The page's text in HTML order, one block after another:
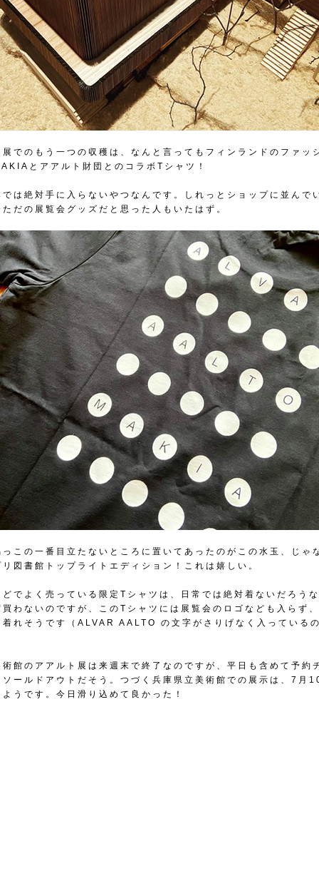
展でのもう一つの収穫は、なんと言ってもフィンランドのファッ
とアアルト財団とのコラボTシャツ！
では絶対手に入らないやつなんです。しれっとショップに並んで
だの展覧会グッズだと思った人もいたはず。
っこの一番目立たないところに置いてあったのがこの水玉、じゃ
図書館トップライトエディション！これは嬉しい。
どでよく売っている限定Tシャツは、日常では絶対着ないだろう
買わないのですが、このTシャツには展覧会のロゴなども入らず
着れそうです（ALVAR AALTO の文字がさりげなく入っている
術館のアアルト展は来週末で終了なのですが、平日も含めて予約
ソールドアウトだそう。つづく兵庫県立美術館での展示は、7月
うです。今日滑り込めて良かった！